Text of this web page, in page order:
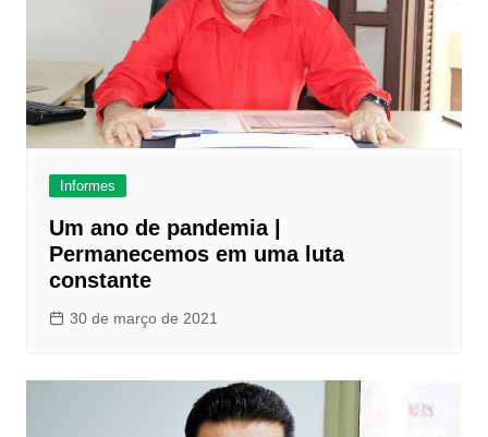
Informes
Um ano de pandemia |
Permanecemos em uma luta
constante
30 de março de 2021